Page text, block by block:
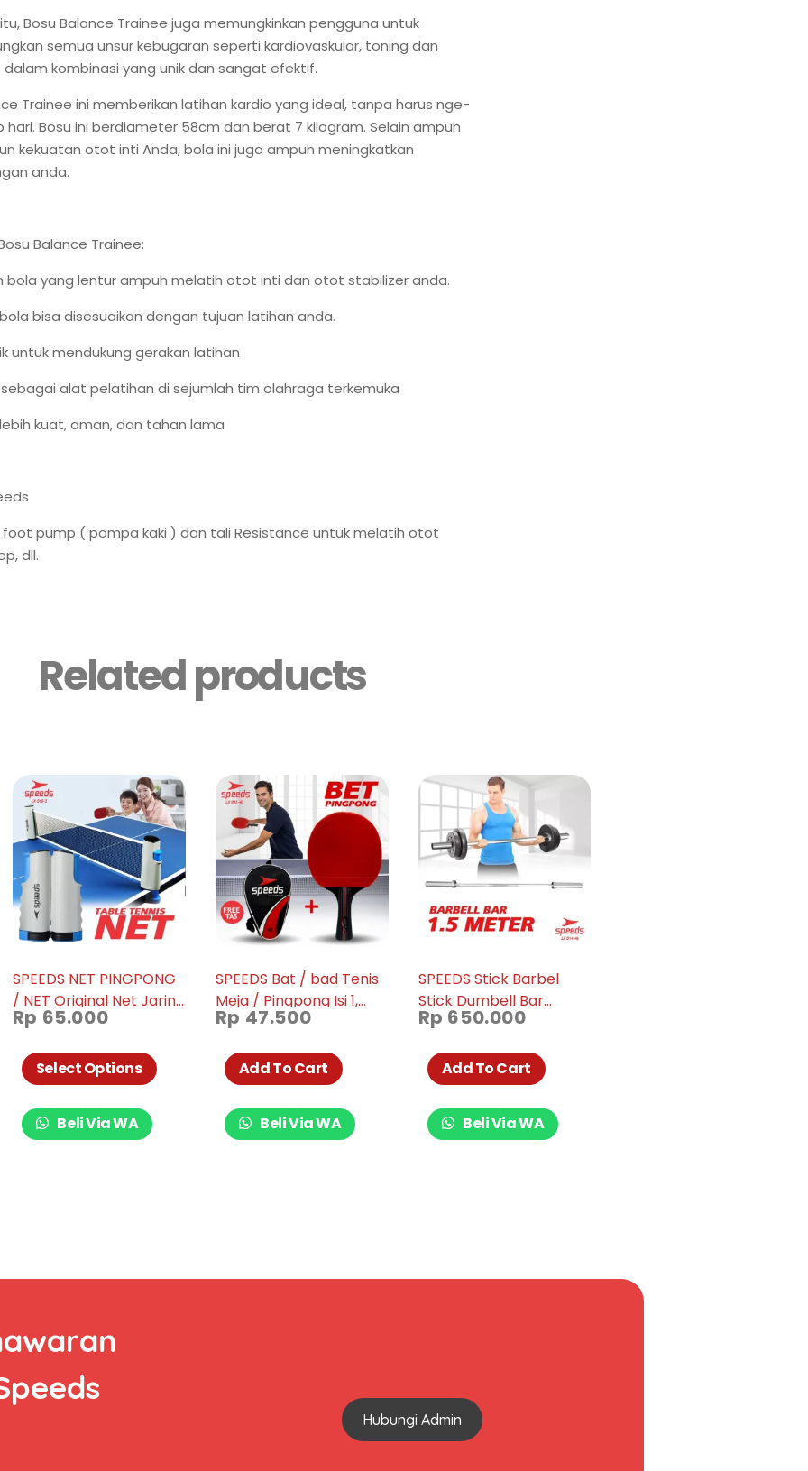
Bosu Balance Trainee juga memungkinkan pengguna untuk
semua unsur kebugaran seperti kardiovaskular, toning dan
dalam kombinasi yang unik dan sangat efektif.
Trainee ini memberikan latihan kardio yang ideal, tanpa harus nge-
Bosu ini berdiameter 58cm dan berat 7 kilogram. Selain ampuh
kekuatan otot inti Anda, bola ini juga ampuh meningkatkan
anda.
Balance Trainee:
bola yang lentur ampuh melatih otot inti dan otot stabilizer anda.
bisa disesuaikan dengan tujuan latihan anda.
untuk mendukung gerakan latihan
alat pelatihan di sejumlah tim olahraga terkemuka
kuat, aman, dan tahan lama
foot pump ( pompa kaki ) dan tali Resistance untuk melatih otot
dll.
Related products
SPEEDS NET PINGPONG
/ NET Original Net Jaring
Tenis Meja Pingpong
015-02
Rp 65.000
Select Options
Beli Via WA
SPEEDS Bat / bad Tenis
Meja / Pingpong Isi 1,
Barang bagus, Karet,
Rp 47.500
Add To Cart
Beli Via WA
SPEEDS Stick Barbel
Stick Dumbell Bar
Straight Olympic 150cm
Rp 650.000
Add To Cart
Beli Via WA
Hubungi Admin